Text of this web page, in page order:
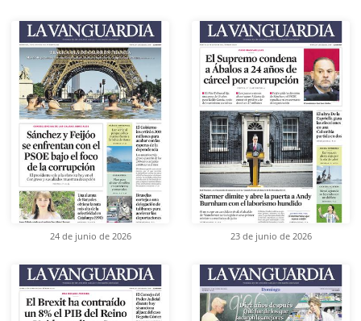
24 de junio de 2026 23 de junio de 2026